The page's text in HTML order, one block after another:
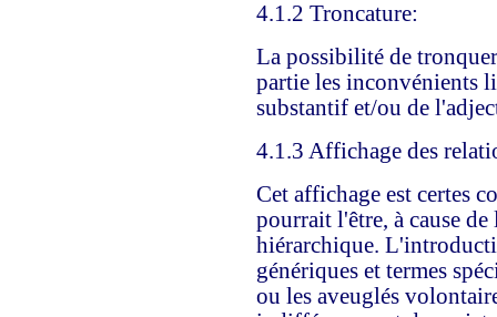
4.1.2 Troncature:
La possibilité de
partie les inconvénients
substantif et/ou de
4.1.3 Affichage des
Cet affichage est certes
pourrait l'être, à cause
hiérarchique.
génériques et termes
ou les aveuglés